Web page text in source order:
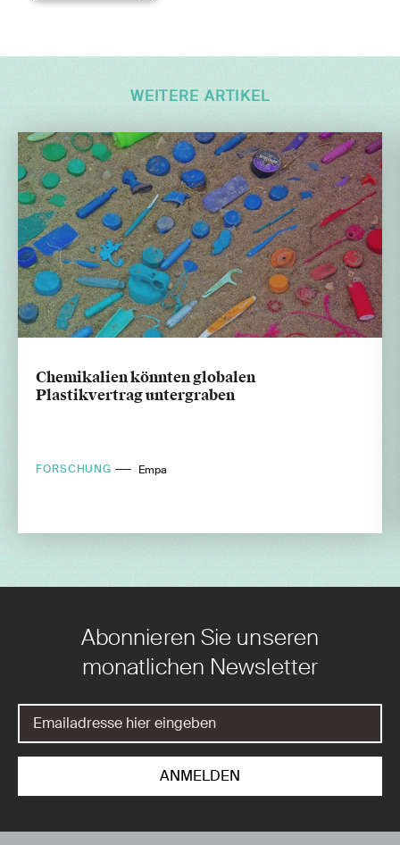
WEITERE ARTIKEL
Chemikalien könnten globalen
Plastikvertrag untergraben
FORSCHUNG Empa
Abonnieren Sie unseren
monatlichen Newsletter